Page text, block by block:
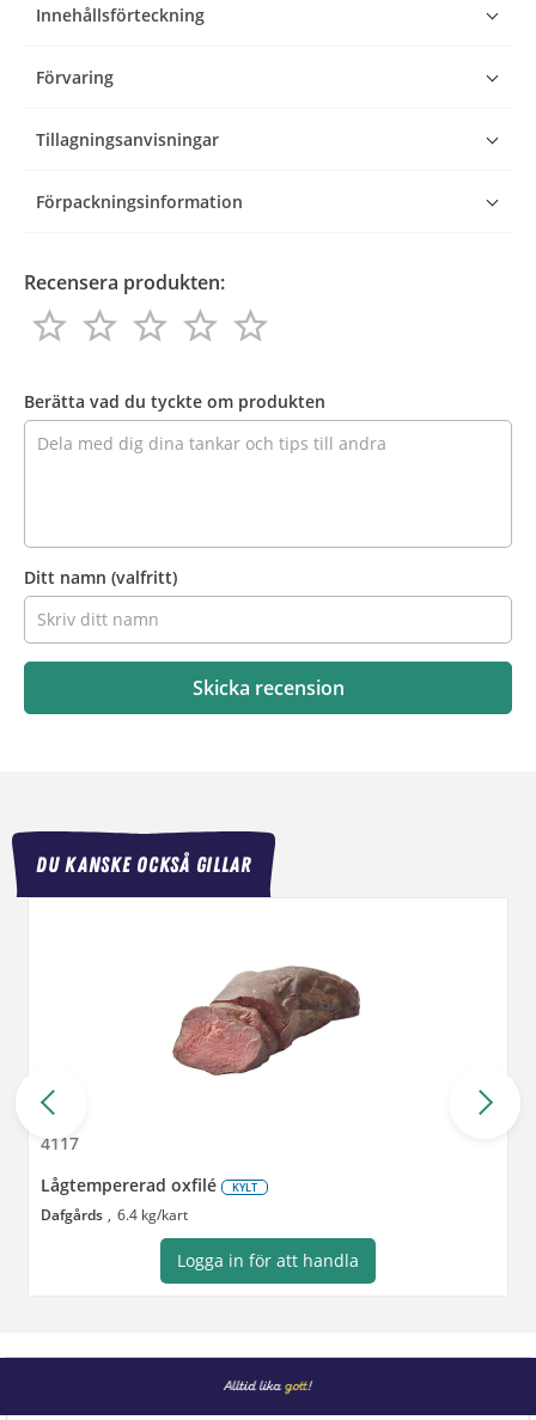
Innehållsförteckning
Förvaring
Tillagningsanvisningar
Förpackningsinformation
Recensera produkten:
star_border
star_border star_border
star_border star_border
star_border star_border
star_border star_border
star_border
produkten
Berätta vad du tyckte om produkten
Ditt namn (valfritt)
Skicka recension
DU KANSKE OCKSÅ GILLAR
4117
Lågtempererad oxfilé
KYLT
Dafgårds 6.4 kg/kart
Logga in för att handla